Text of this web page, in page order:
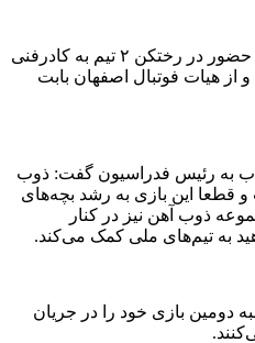
رئیس فدراسیون در پایان بازی با حضور در رختکن ۲ تیم به کادرفنی
و از هیات فوتبال اصفهان بابت
به رئیس فدراسیون گفت: ذوب
و قطعا این بازی به رشد بچه‌های
ذوب آهن نیز در کنار
به تیم‌های ملی کمک می‌کند.
دومین بازی خود را در جریان